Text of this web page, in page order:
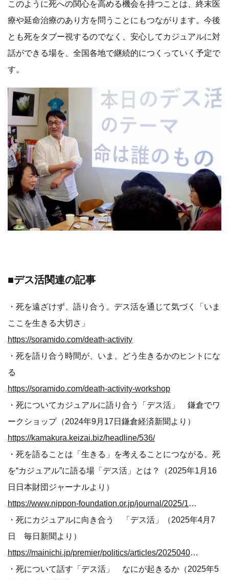
このように死への関心を高める機会を持つことは、終末医
療や延命治療のあり方を問うことにもつながります。今後
とも死をタブー視するのでなく、安心してカジュアルに対
話ができる場を、全国各地で継続的につくっていく予定で
す。
■デス活関連の記事
・死を遠ざけず、語り合う。デス活を通じて気づく「いま
ここを生きる大切さ」
https://soramido.com/death-activity
・死を語り合う時間が、いま、どう生きるかのヒントにな
る
https://soramido.com/death-activity-workshop
・死についてカジュアルに語り合う「デス活」 鎌倉でワ
ークショップ（2024年9月17日鎌倉経済新聞より）
https://kamakura.keizai.biz/headline/536/
・死を語ることは「生きる」を考えることにつながる。死
を“カジュアル”に語る場「デス活」とは？（2025年1月16
日日本財団ジャーナルより）
https://www.nippon-foundation.or.jp/journal/2025/107807/social_issues
・死にカジュアルに向き合う 「デス活」（2025年4月7
日 毎日新聞より）
https://mainichi.jp/premier/politics/articles/20250404/pol/00m/010/005000c
・死について話す「デス活」 なにが起きるか（2025年5